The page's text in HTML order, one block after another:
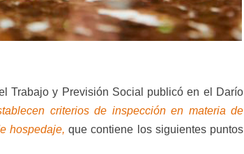
Trabajo y Previsión Social publicó en el Darío
criterios de inspección en materia de
hospedaje, que contiene los siguientes puntos